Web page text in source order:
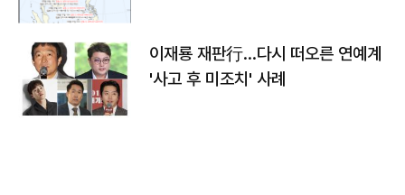
이재룡 재판行…다시 떠오른 연예계
'사고 후 미조치' 사례